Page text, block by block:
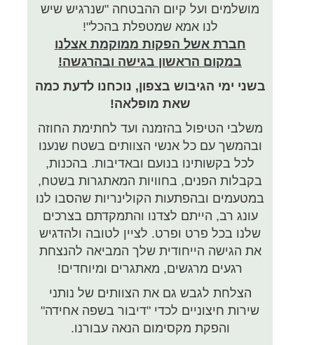
מושלמים ועל קיום ההבטחה "שנרגיש שיש
לנו אמא שמטפלת בהכל"!
חברת אשל הפקות ממוקמת אצלנו
במקום הראשון בגישה ובהרגשה!
בשני ימי הגיבוש בצפון, נוכחנו לדעת כמה
שאת מופלאה!
משלבי הטיפול בהזמנה ועד לחתימת החוזה
ובהמשך עם כל אנשי הצוותים בשטח שנענו
לכל בקשותינו בנועם ובאדיבות. בהכנות,
בקבלות הפנים, בחוויות המאתגרות בשטח,
במטעמים ובהפתעות הקולינריות שהסבו לנו
עונג רב, הייתם לצדנו והתמקדתם בצרכים
שלנו בכל פרט ופרט. לציין לטובה ולהדגיש
את הגישה הייחודית שלך המביאה להנצחת
רגעים מרגשים, מאתגרים ומיוחדים!
הצלחת לגבש גם את הצוותים של נותני
שירות חיצוניים לכדי "דיבור בשפה אחידה"
והפקת מקסימום הנאה עבורנו.